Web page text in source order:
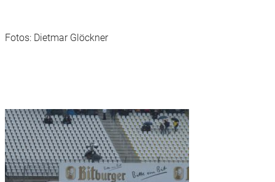
Fotos: Dietmar Glöckner